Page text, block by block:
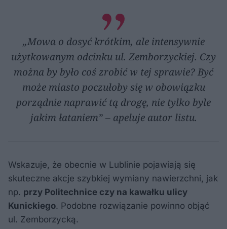
„Mowa o dosyć krótkim, ale intensywnie
użytkowanym odcinku ul. Zemborzyckiej. Czy
można by było coś zrobić w tej sprawie? Być
może miasto poczułoby się w obowiązku
porządnie naprawić tą drogę, nie tylko byle
jakim łataniem” – apeluje autor listu.
Wskazuje, że obecnie w Lublinie pojawiają się
skuteczne akcje szybkiej wymiany nawierzchni, jak
np. przy Politechnice czy na kawałku ulicy
Kunickiego. Podobne rozwiązanie powinno objąć
ul. Zemborzycką.